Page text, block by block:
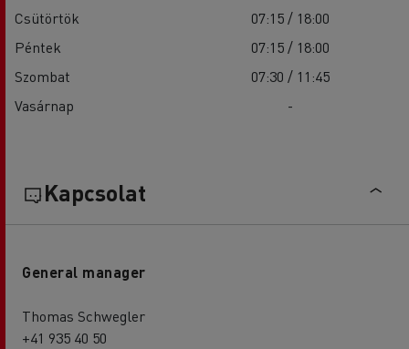
Csütörtök
07:15 / 18:00
Péntek
07:15 / 18:00
Szombat
07:30 / 11:45
Vasárnap
-
Kapcsolat
General manager
Thomas Schwegler
+41 935 40 50